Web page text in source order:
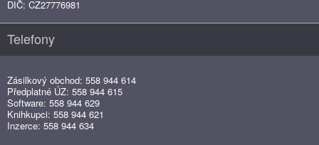
DIČ: CZ27776981
Telefony
Zásilkový obchod: 558 944 614
Předplatné ÚZ: 558 944 615
Software: 558 944 629
Knihkupci: 558 944 621
Inzerce: 558 944 634